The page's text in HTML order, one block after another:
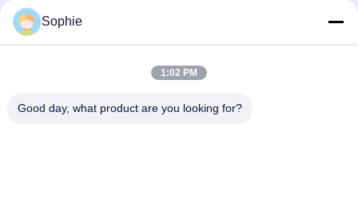
파우더 코팅 청정실 헤파 필터 박스 / 헤파 필터 디퓨저
컬러 플레이트 500m3/H 공기 필터 청정실용 헤파 박스
CE FCC 1500m3/H 클린룸 액세서리 HVAC 배출구 에어 필터 헤파
Sophie
1:02 PM
Good day, what product are you looking for?